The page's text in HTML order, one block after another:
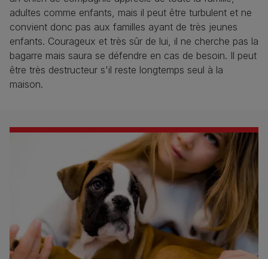
adultes comme enfants, mais il peut être turbulent et ne
convient donc pas aux familles ayant de très jeunes
enfants. Courageux et très sûr de lui, il ne cherche pas la
bagarre mais saura se défendre en cas de besoin. Il peut
être très destructeur s'il reste longtemps seul à la
maison.